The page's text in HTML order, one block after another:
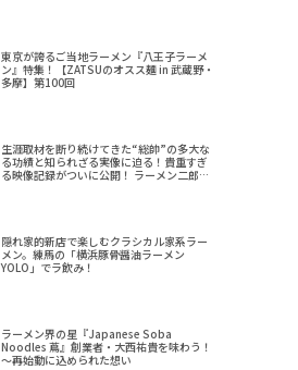
東京が誇るご当地ラーメン『八王子ラーメ
ン』特集！【ZATSUのオスス麺 in 武蔵野・
多摩】第100回
生涯取材を断り続けてきた“総帥”の多大な
る功績と知られざる実像に迫る！貴重すぎ
る映像記録がついに公開！ ラーメン二郎
隠れ家的新店で楽しむクラシカル家系ラー
メン。練馬の「横浜豚骨醤油ラーメン
YOLO」でラ飲み！
ラーメン界の星『Japanese Soba
Noodles 蔦』創業者・大西祐貴を味わう！
～再始動に込められた想い